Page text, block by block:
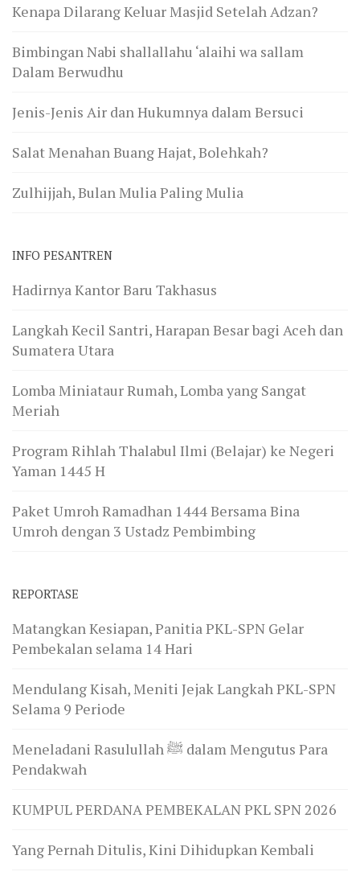
Kenapa Dilarang Keluar Masjid Setelah Adzan?
Bimbingan Nabi shallallahu ‘alaihi wa sallam
Dalam Berwudhu
Jenis-Jenis Air dan Hukumnya dalam Bersuci
Salat Menahan Buang Hajat, Bolehkah?
Zulhijjah, Bulan Mulia Paling Mulia
INFO PESANTREN
Hadirnya Kantor Baru Takhasus
Langkah Kecil Santri, Harapan Besar bagi Aceh dan
Sumatera Utara
Lomba Miniataur Rumah, Lomba yang Sangat
Meriah
Program Rihlah Thalabul Ilmi (Belajar) ke Negeri
Yaman 1445 H
Paket Umroh Ramadhan 1444 Bersama Bina
Umroh dengan 3 Ustadz Pembimbing
REPORTASE
Matangkan Kesiapan, Panitia PKL-SPN Gelar
Pembekalan selama 14 Hari
Mendulang Kisah, Meniti Jejak Langkah PKL-SPN
Selama 9 Periode
Meneladani Rasulullah ﷺ dalam Mengutus Para
Pendakwah
KUMPUL PERDANA PEMBEKALAN PKL SPN 2026
Yang Pernah Ditulis, Kini Dihidupkan Kembali